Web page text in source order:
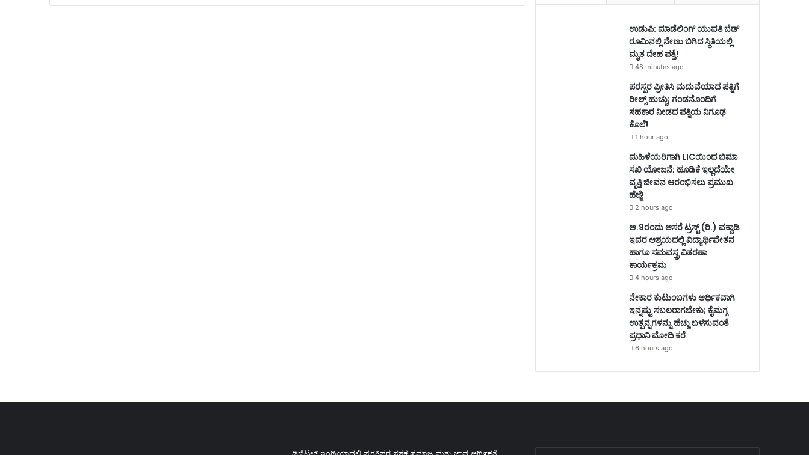
ಉಡುಪಿ: ಮಾಡೆಲಿಂಗ್ ಯುವತಿ ಬೆಡ್
ರೂಮಿನಲ್ಲಿ ನೇಣು ಬಿಗಿದ ಸ್ಥಿತಿಯಲ್ಲಿ
ಮೃತ ದೇಹ ಪತ್ತೆ!
48 minutes ago
ಪರಸ್ಪರ ಪ್ರೀತಿಸಿ ಮದುವೆಯಾದ ಪತ್ನಿಗೆ
ರೀಲ್ಸ್ ಹುಚ್ಚು; ಗಂಡನೊಂದಿಗೆ
ಸಹಕಾರ ನೀಡದ ಪತ್ನಿಯ ನಿಗೂಢ
ಕೊಲೆ!
1 hour ago
ಮಹಿಳೆಯರಿಗಾಗಿ LICಯಿಂದ ಬಿಮಾ
ಸಖಿ ಯೋಜನೆ; ಹೂಡಿಕೆ ಇಲ್ಲದೆಯೇ
ವೃತ್ತಿ ಜೀವನ ಆರಂಭಿಸಲು ಪ್ರಮುಖ
ಹೆಜ್ಜೆ!
2 hours ago
ಅ.9ರಂದು ಆಸರೆ ಟ್ರಸ್ಟ್ (ರಿ.) ವಕ್ವಾಡಿ
ಇವರ ಆಶ್ರಯದಲ್ಲಿ ವಿದ್ಯಾರ್ಥಿವೇತನ
ಹಾಗೂ ಸಮವಸ್ತ್ರ ವಿತರಣಾ
ಕಾರ್ಯಕ್ರಮ
4 hours ago
ನೇಕಾರ ಕುಟುಂಬಗಳು ಆರ್ಥಿಕವಾಗಿ
ಇನ್ನಷ್ಟು ಸಬಲರಾಗಬೇಕು; ಕೈಮಗ್ಗ
ಉತ್ಪನ್ನಗಳನ್ನು ಹೆಚ್ಚು ಬಳಸುವಂತೆ
ಪ್ರಧಾನಿ ಮೋದಿ ಕರೆ
6 hours ago